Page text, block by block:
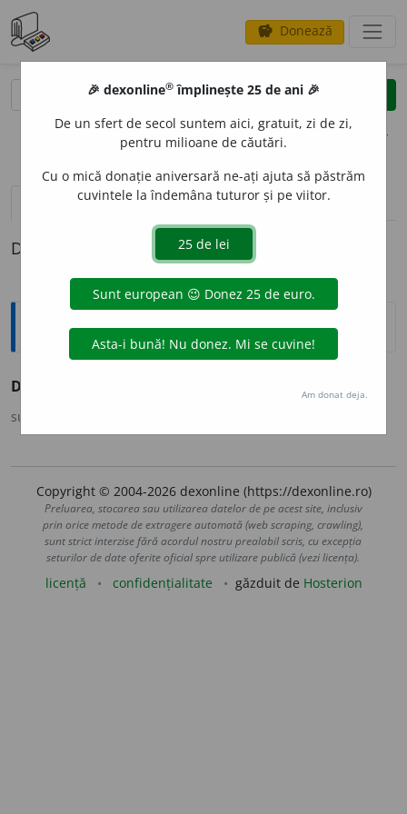
savings Donează
clear
opțiuni
definiții (1) pronunțievolume_up (50)
Definiția cu ID-ul 180853:
Sinonime
DEM
sursa:
Copyright © 2004-2026 dexonline (https://dexonline.ro)
Preluarea, stocarea sau utilizarea datelor de pe acest site, inclusiv
prin orice metode de extragere automată (web scraping, crawling),
sunt strict interzise fără acordul nostru prealabil scris, cu excepția
seturilor de date oferite oficial spre utilizare publică (vezi licența).
licență confidențialitate găzduit de Hosterion
🎉 dexonline® împlinește 25 de ani 🎉
De un sfert de secol suntem aici, gratuit, zi de zi,
pentru milioane de căutări.
Cu o mică donație aniversară ne-ați ajuta să păstrăm
cuvintele la îndemâna tuturor și pe viitor.
Am donat deja.